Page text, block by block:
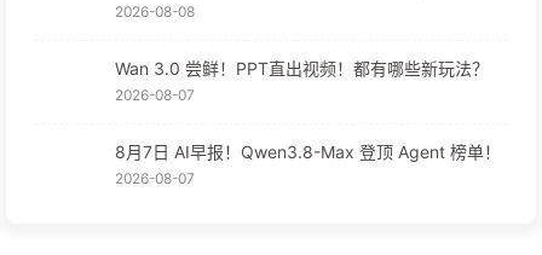
2026-08-08
Wan 3.0 尝鲜！PPT直出视频！都有哪些新玩法？
2026-08-07
8月7日 AI早报！Qwen3.8-Max 登顶 Agent 榜单！
2026-08-07